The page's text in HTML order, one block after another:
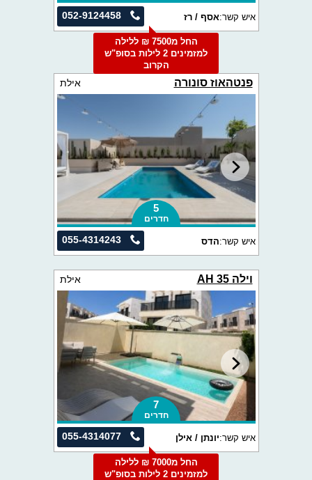
052-9124458 איש קשר:אסף / רז
החל מ7500 ₪ ללילה
למזמינים 2 לילות בסופ"ש
הקרוב
פנטהאוז סונורה אילת
5
חדרים
055-4314243 איש קשר:הדס
וילה AH 35 אילת
7
חדרים
055-4314077 איש קשר:יונתן / אילן
החל מ7000 ₪ ללילה
למזמינים 2 לילות בסופ"ש